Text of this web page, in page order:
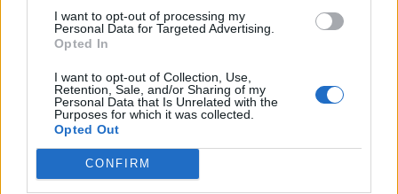
I want to opt-out of processing my
Personal Data for Targeted Advertising.
Opted In
I want to opt-out of Collection, Use,
Retention, Sale, and/or Sharing of my
Personal Data that Is Unrelated with the
Purposes for which it was collected.
Opted Out
CONFIRM